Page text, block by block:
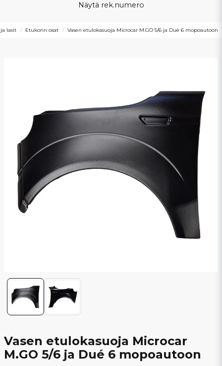
Näytä rek.numero
lasit Etukorin osat Vasen etulokasuoja Microcar M.GO 5/6 ja Dué 6 mopoautoon
Vasen etulokasuoja Microcar
M.GO 5/6 ja Dué 6 mopoautoon